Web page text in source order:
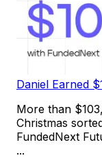
Daniel Earned
More than
Christmas
FundedNext
...